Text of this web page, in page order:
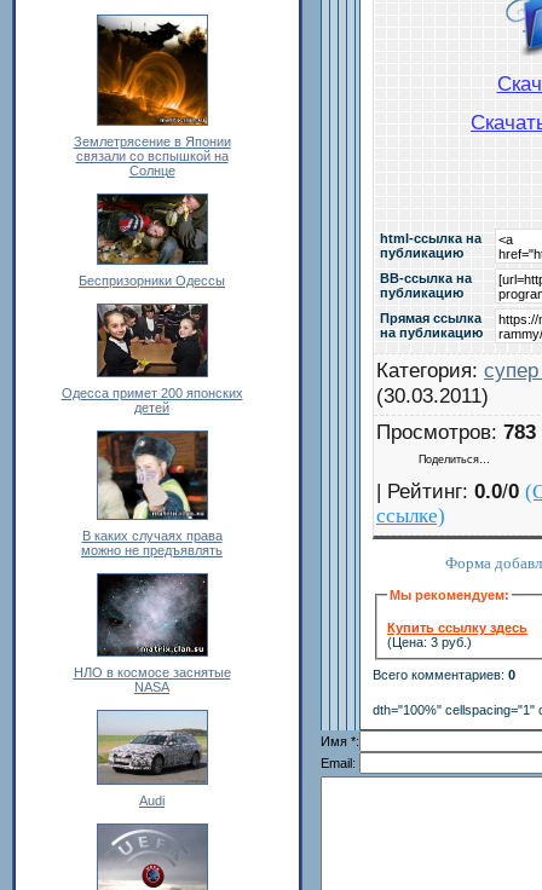
Землетрясение в Японии
связали со вспышкой на
Солнце
Беспризорники Одессы
Одесса примет 200 японских
детей
В каких случаях права
можно не предъявлять
НЛО в космосе заснятые
NASA
Audi
html-cсылка на
публикацию
BB-cсылка на
публикацию
Прямая ссылка
на публикацию
Категория:
(30.03.2011)
Просмотров: 783
Поделиться…
| Рейтинг: 0.0/0
ссылке)
Форма
Мы рекомендуем:
Купить ссылку здесь
(Цена: 3 руб.)
Всего комментариев: 0
dth="100%" cellspacing="1"
Имя *:
Email: